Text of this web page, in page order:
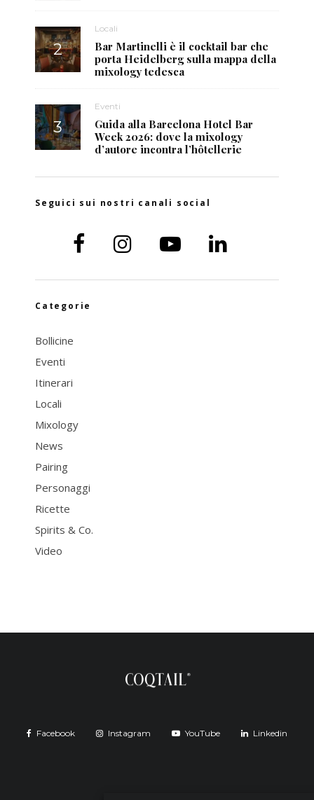
Locali
Bar Martinelli è il cocktail bar che
porta Heidelberg sulla mappa della
mixology tedesca
Eventi
Guida alla Barcelona Hotel Bar
Week 2026: dove la mixology
d’autore incontra l’hôtellerie
Seguici sui nostri canali social
Categorie
Bollicine
Eventi
Itinerari
Locali
Mixology
News
Pairing
Personaggi
Ricette
Spirits & Co.
Video
Facebook Instagram YouTube Linkedin